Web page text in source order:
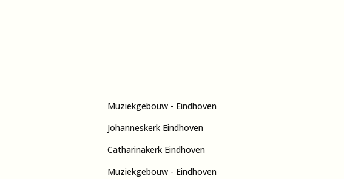
Muziekgebouw - Eindhoven
Johanneskerk Eindhoven
Catharinakerk Eindhoven
Muziekgebouw - Eindhoven